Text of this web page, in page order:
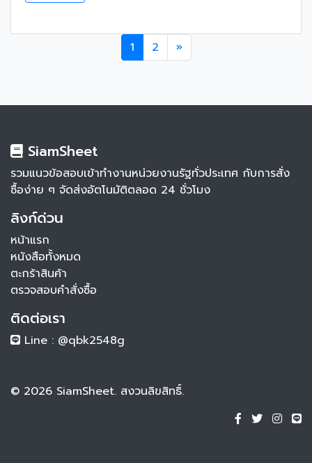
1 2 »
SiamSheet
รวมแนวข้อสอบเข้าทำงานหน่วยงานรัฐทั่วประเทศ กับการสั่ง
ซื้อง่าย ๆ จัดส่งอัตโนมัติตลอด 24 ชั่วโมง
ลิงก์ด่วน
หน้าแรก
หนังสือทั้งหมด
ตะกร้าสินค้า
ตรวจสอบคำสั่งซื้อ
ติดต่อเรา
Line : @qbk2548g
© 2026 SiamSheet. สงวนลิขสิทธิ์.